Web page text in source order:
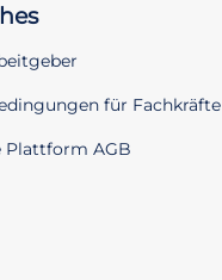
für Fachkräfte
Plattform AGB